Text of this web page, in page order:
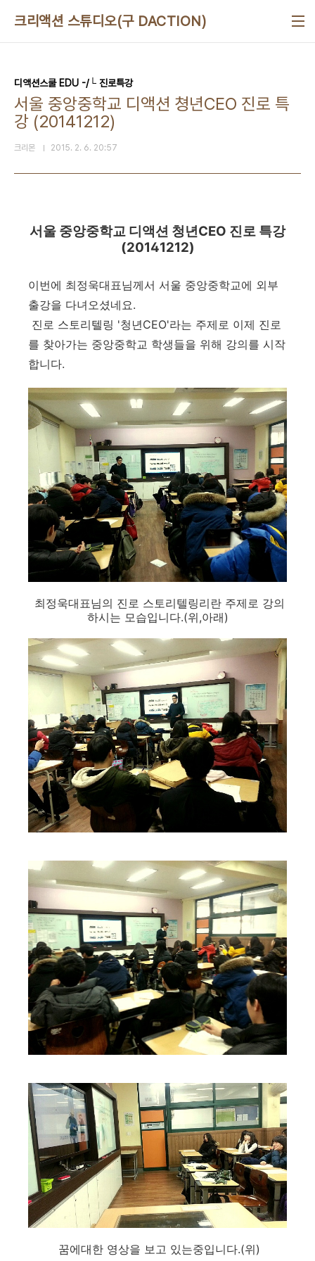
크리액션 스튜디오(구 DACTION)
디액션스쿨 EDU -/└ 진로특강
서울 중앙중학교 디액션 쳥년CEO 진로 특
강 (20141212)
크리몬 2015. 2. 6. 20:57
서울 중앙중학교 디액션 청년CEO 진로 특강
(20141212)
이번에 최정욱대표님께서 서울 중앙중학교에 외부
출강을 다녀오셨네요.
진로 스토리텔링 '청년CEO'라는 주제로 이제 진로
를 찾아가는 중앙중학교 학생들을 위해 강의를 시작
합니다.
최정욱대표님의 진로 스토리텔링리란 주제로 강의
하시는 모습입니다.(위,아래)
꿈에대한 영상을 보고 있는중입니다.(위)